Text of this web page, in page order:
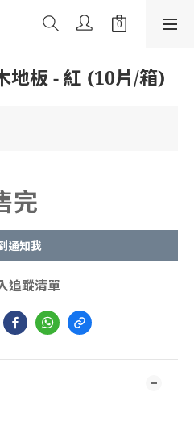
地板 - 紅 (10片/箱)
完
通知我
追蹤清單